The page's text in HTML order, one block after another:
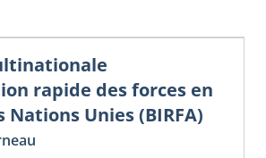
rapide des forces en
Unies (BIRFA)